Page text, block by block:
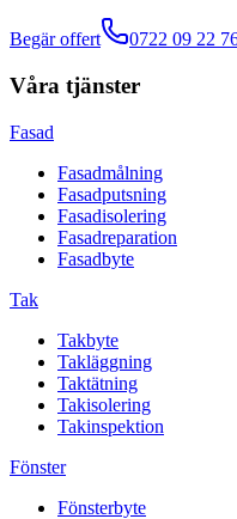
Begär offert 0722 09 22
Våra tjänster
Fasad
Fasadmålning
Fasadputsning
Fasadisolering
Fasadreparation
Fasadbyte
Tak
Takbyte
Takläggning
Taktätning
Takisolering
Takinspektion
Fönster
Fönsterbyte